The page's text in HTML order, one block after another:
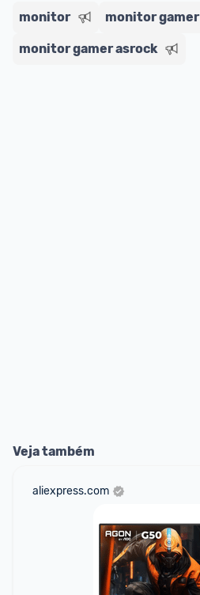
monitor
monitor gamer
monitor gamer asrock
Veja também
aliexpress.com